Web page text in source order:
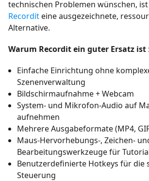
technischen Problemen wünschen, ist
Recordit eine ausgezeichnete,
Alternative.
Warum Recordit ein guter Ersatz ist :
Einfache Einrichtung ohne
Szenenverwaltung
Bildschirmaufnahme + Webcam
System- und Mikrofon-Audio auf
aufnehmen
Mehrere Ausgabeformate (MP4,
Maus-Hervorhebungs-, Zeichen-
Bearbeitungswerkzeuge für
Benutzerdefinierte Hotkeys für die
Steuerung